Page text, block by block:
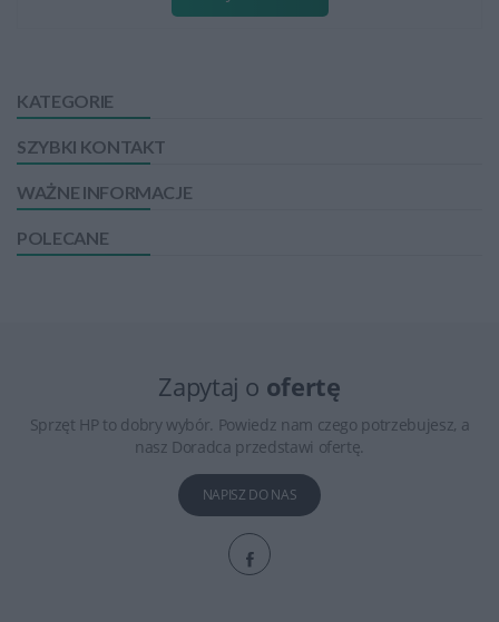
KATEGORIE
SZYBKI KONTAKT
WAŻNE INFORMACJE
POLECANE
Zapytaj o ofertę
Sprzęt HP to dobry wybór. Powiedz nam czego potrzebujesz, a
nasz Doradca przedstawi ofertę.
NAPISZ DO NAS